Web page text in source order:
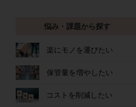
悩み・課題から探す
楽にモノを運びたい
保管量を増やしたい
コストを削減したい